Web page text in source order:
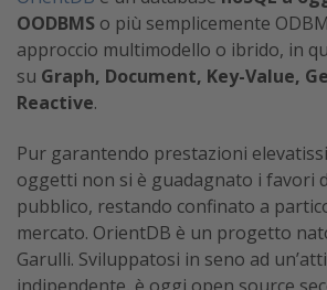
OODBMS o più semplicemente
approccio multimodello o ibrido, in
su Graph, Document, Key-Value,
Reactive.
Pur garantendo prestazioni
oggetti non si è guadagnato i favori
pubblico, restando confinato a
mercato. OrientDB è un progetto
Garulli. Sviluppatosi in seno ad